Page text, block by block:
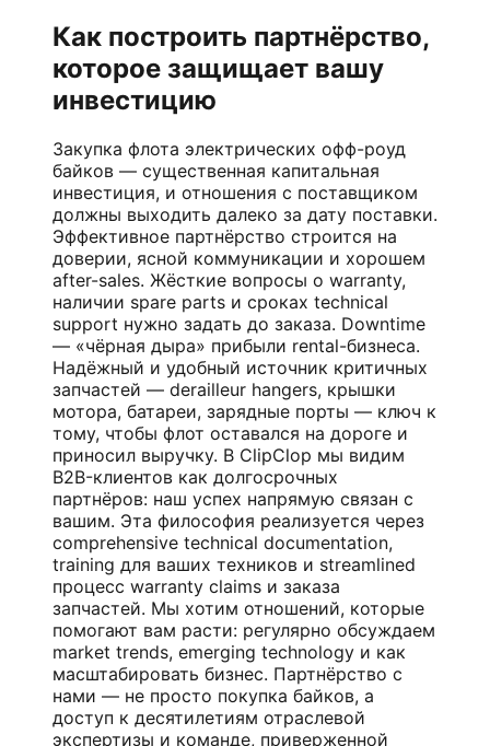
Как построить партнёрство,
которое защищает вашу
инвестицию
Закупка флота электрических офф-роуд
байков — существенная капитальная
инвестиция, и отношения с поставщиком
должны выходить далеко за дату поставки.
Эффективное партнёрство строится на
доверии, ясной коммуникации и хорошем
after-sales. Жёсткие вопросы о warranty,
наличии spare parts и сроках technical
support нужно задать до заказа. Downtime
— «чёрная дыра» прибыли rental-бизнеса.
Надёжный и удобный источник критичных
запчастей — derailleur hangers, крышки
мотора, батареи, зарядные порты — ключ к
тому, чтобы флот оставался на дороге и
приносил выручку. В ClipClop мы видим
B2B-клиентов как долгосрочных
партнёров: наш успех напрямую связан с
вашим. Эта философия реализуется через
comprehensive technical documentation,
training для ваших техников и streamlined
процесс warranty claims и заказа
запчастей. Мы хотим отношений, которые
помогают вам расти: регулярно обсуждаем
market trends, emerging technology и как
масштабировать бизнес. Партнёрство с
нами — не просто покупка байков, а
доступ к десятилетиям отраслевой
экспертизы и команде, приверженной